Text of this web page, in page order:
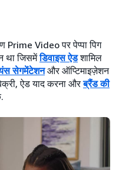
Prime Video पर पेप्पा पिग
था जिसमेंडिवाइस ऐडशामिल
सेगमेंटेशनऔर ऑप्टिमाइज़ेशन
ऐड याद करना औरब्रैंड की